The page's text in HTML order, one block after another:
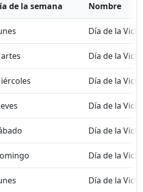
de la semana Nombre
Día de la
Día de la
Día de la
Día de la
Día de la
Día de la
Día de la